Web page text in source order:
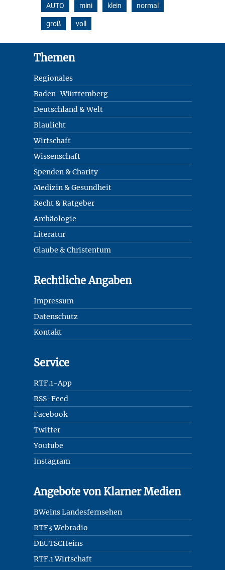
AUTO
mini klein normal
groß voll
Themen
Regionales
Baden-Württemberg
Deutschland & Welt
Blaulicht
Wirtschaft
Wissenschaft
Spenden & Charity
Medizin & Gesundheit
Recht & Ratgeber
Archäologie
Literatur
Glaube & Christentum
Rechtliche Angaben
Impressum
Datenschutz
Kontakt
Service
RTF.1-App
RSS-Feed
Facebook
Twitter
Youtube
Instagram
Angebote von Klarner Medien
BWeins Landesfernsehen
RTF3 Webradio
DEUTSCHeins
RTF.1 Wirtschaft